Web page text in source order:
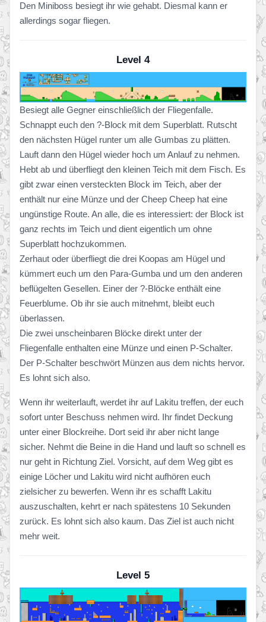
Den Miniboss besiegt ihr wie gehabt. Diesmal kann er
allerdings sogar fliegen.
Level 4
Besiegt alle Gegner einschließlich der Fliegenfalle.
Schnappt euch den ?-Block mit dem Superblatt. Rutscht
den nächsten Hügel runter um alle Gumbas zu plätten.
Lauft dann den Hügel wieder hoch um Anlauf zu nehmen.
Hebt ab und überfliegt den kleinen Teich mit dem Fisch. Es
gibt zwar einen versteckten Block im Teich, aber der
enthält nur eine Münze und der Cheep Cheep hat eine
ungünstige Route. An alle, die es interessiert: der Block ist
ganz rechts im Teich und dient eigentlich um ohne
Superblatt hochzukommen.
Zerhaut oder überfliegt die drei Koopas am Hügel und
kümmert euch um den Para-Gumba und um den anderen
beflügelten Gesellen. Einer der ?-Blöcke enthält eine
Feuerblume. Ob ihr sie auch mitnehmt, bleibt euch
überlassen.
Die zwei unscheinbaren Blöcke direkt unter der
Fliegenfalle enthalten eine Münze und einen P-Schalter.
Der P-Schalter beschwört Münzen aus dem nichts hervor.
Es lohnt sich also.
Wenn ihr weiterlauft, werdet ihr auf Lakitu treffen, der euch
sofort unter Beschuss nehmen wird. Ihr findet Deckung
unter einer Blockreihe. Dort seid ihr aber nicht lange
sicher. Nehmt die Beine in die Hand und lauft so schnell es
nur geht in Richtung Ziel. Vorsicht, auf dem Weg gibt es
einige Löcher und Lakitu wird nicht aufhören euch
zielsicher zu bewerfen. Wenn ihr es schafft Lakitu
auszuschalten, kehrt er nach spätestens 10 Sekunden
zurück. Es lohnt sich also kaum. Das Ziel ist auch nicht
mehr weit.
Level 5